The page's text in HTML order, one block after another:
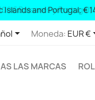
and Portugal; €
 Moneda: EUR €
LAS MARCAS ROL